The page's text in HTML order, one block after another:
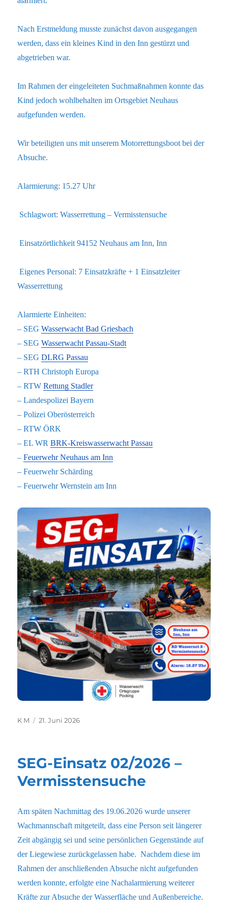
Nach Erstmeldung musste zunächst davon ausgegangen
werden, dass ein kleines Kind in den Inn gestürzt und
abgetrieben war.
Im Rahmen der eingeleiteten Suchmaßnahmen konnte das
Kind jedoch wohlbehalten im Ortsgebiet Neuhaus
aufgefunden werden.
Wir beteiligten uns mit unserem Motorrettungsboot bei der
Absuche.
Alarmierung: 15.27 Uhr
Schlagwort: Wasserrettung – Vermisstensuche
Einsatzörtlichkeit 94152 Neuhaus am Inn, Inn
Eigenes Personal: 7 Einsatzkräfte + 1 Einsatzleiter
Wasserrettung
Alarmierte Einheiten:
– SEGWasserwacht Bad Griesbach
– SEGWasserwacht Passau-Stadt
– SEGDLRG Passau
– RTH Christoph Europa
– RTWRettung Stadler
– Landespolizei Bayern
– Polizei Oberösterreich
– RTW ÖRK
– EL WRBRK-Kreiswasserwacht Passau
–Feuerwehr Neuhaus am Inn
– Feuerwehr Schärding
– Feuerwehr Wernstein am Inn
Autor
K M
Veröffentlicht
21. Juni 2026
SEG-Einsatz 02/2026 –
Vermisstensuche
Am späten Nachmittag des 19.06.2026 wurde unserer
Wachmannschaft mitgeteilt, dass eine Person seit längerer
Zeit abgängig sei und seine persönlichen Gegenstände auf
der Liegewiese zurückgelassen habe. Nachdem diese im
Rahmen der anschließenden Absuche nicht aufgefunden
werden konnte, erfolgte eine Nachalarmierung weiterer
Kräfte zur Absuche der Wasserfläche und Außenbereiche.